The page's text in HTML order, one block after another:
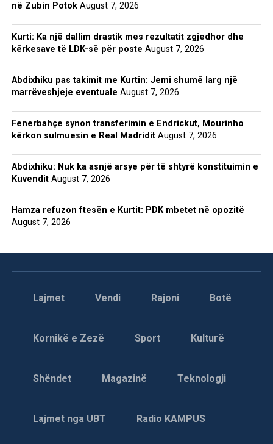
në Zubin Potok August 7, 2026
Kurti: Ka një dallim drastik mes rezultatit zgjedhor dhe
kërkesave të LDK-së për poste August 7, 2026
Abdixhiku pas takimit me Kurtin: Jemi shumë larg një
marrëveshjeje eventuale August 7, 2026
Fenerbahçe synon transferimin e Endrickut, Mourinho
kërkon sulmuesin e Real Madridit August 7, 2026
Abdixhiku: Nuk ka asnjë arsye për të shtyrë konstituimin e
Kuvendit August 7, 2026
Hamza refuzon ftesën e Kurtit: PDK mbetet në opozitë
August 7, 2026
Lajmet Vendi Rajoni Botë
Kornikë e Zezë Sport Kulturë
Shëndet Magazinë Teknologji
Lajmet nga UBT Radio KAMPUS